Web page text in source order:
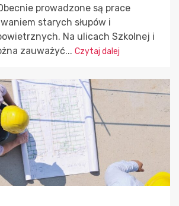
prowadzone są prace
starych słupów i
Na ulicach Szkolnej i
zauważyć... Czytaj dalej